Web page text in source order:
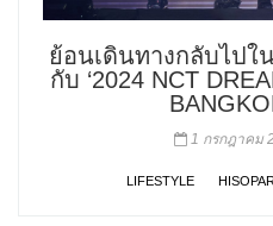
ย้อนเดินทางกลับไป
กับ ‘2024 NCT
1 กรกฎาคม
LIFESTYLE